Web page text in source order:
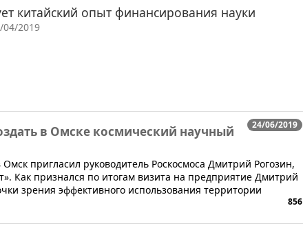
китайский опыт финансирования науки
04/2019
24/06/2019
в Омске космический научный
пригласил руководитель Роскосмоса Дмитрий Рогозин,
Как признался по итогам визита на предприятие Дмитрий
зрения эффективного использования территории
856